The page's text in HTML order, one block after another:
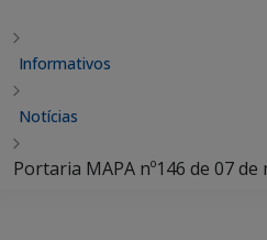
Informativos
Notícias
Portaria MAPA nº146 de 07 de